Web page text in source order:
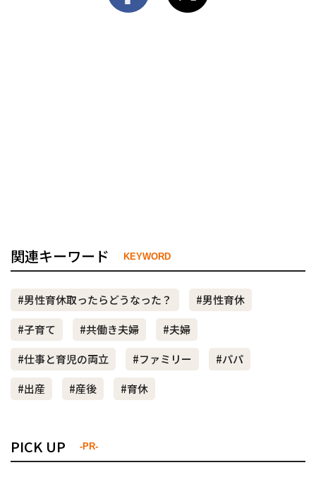
関連キーワード KEYWORD
#男性育休取ったらどうなった？
#男性育休
#子育て
#共働き夫婦
#夫婦
#仕事と育児の両立
#ファミリー
#パパ
#出産
#産後 #育休
PICK UP -PR-